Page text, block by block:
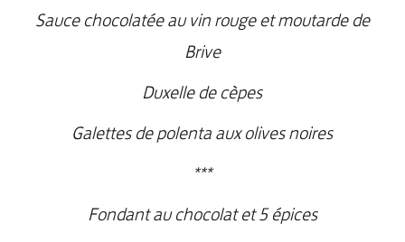
Sauce chocolatée au vin rouge et moutarde de
Brive
Duxelle de cèpes
Galettes de polenta aux olives noires
***
Fondant au chocolat et 5 épices